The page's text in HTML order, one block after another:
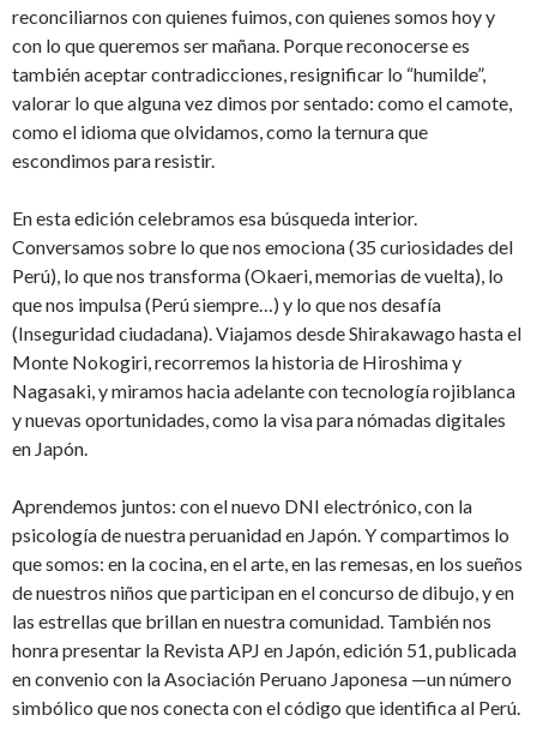
reconciliarnos con quienes fuimos, con quienes somos hoy y
con lo que queremos ser mañana. Porque reconocerse es
también aceptar contradicciones, resignificar lo “humilde”,
valorar lo que alguna vez dimos por sentado: como el camote,
como el idioma que olvidamos, como la ternura que
escondimos para resistir.
En esta edición celebramos esa búsqueda interior.
Conversamos sobre lo que nos emociona (35 curiosidades del
Perú), lo que nos transforma (Okaeri, memorias de vuelta), lo
que nos impulsa (Perú siempre…) y lo que nos desafía
(Inseguridad ciudadana). Viajamos desde Shirakawago hasta el
Monte Nokogiri, recorremos la historia de Hiroshima y
Nagasaki, y miramos hacia adelante con tecnología rojiblanca
y nuevas oportunidades, como la visa para nómadas digitales
en Japón.
Aprendemos juntos: con el nuevo DNI electrónico, con la
psicología de nuestra peruanidad en Japón. Y compartimos lo
que somos: en la cocina, en el arte, en las remesas, en los sueños
de nuestros niños que participan en el concurso de dibujo, y en
las estrellas que brillan en nuestra comunidad. También nos
honra presentar la Revista APJ en Japón, edición 51, publicada
en convenio con la Asociación Peruano Japonesa —un número
simbólico que nos conecta con el código que identifica al Perú.